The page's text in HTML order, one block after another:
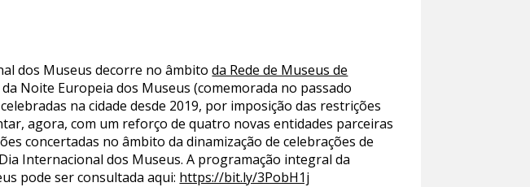
dos Museus decorre no âmbitoda Rede de Museus de
Noite Europeia dos Museus (comemorada no passado
na cidade desde 2019, por imposição das restrições
agora, com um reforço de quatro novas entidades parceiras
concertadas no âmbito da dinamização de celebrações de
Internacional dos Museus. A programação integral da
pode ser consultada aqui: https://bit.ly/3PobH1j